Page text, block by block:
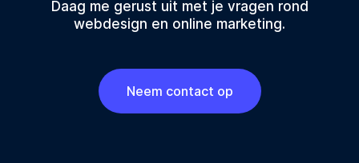
Daag me gerust uit met je vragen rond
webdesign en online marketing.
Neem contact op